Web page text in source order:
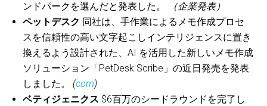
ンドパークを選んだと発表した。
（企業発表）
ペットデスク 同社は、手作業によるメモ作成プロセ
スを信頼性の高い文字起こしインテリジェンスに置き
換えるよう設計された、AI を活用した新しいメモ作成
ソリューション「PetDesk Scribe」の近日発売を発表
しました。
(com)
ベティジェニクス $6百万のシードラウンドを完了し